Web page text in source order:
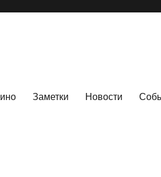
Заметки Новости